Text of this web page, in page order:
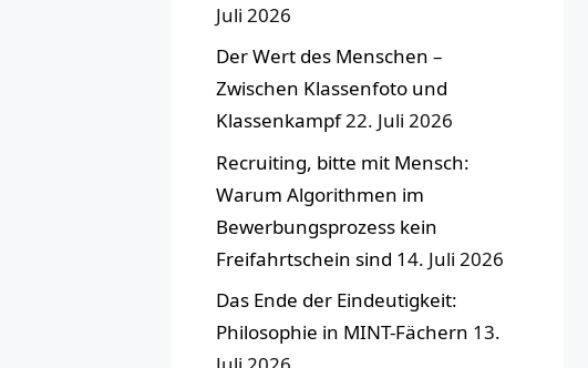
Juli 2026
Der Wert des Menschen –
Zwischen Klassenfoto und
Klassenkampf22. Juli 2026
Recruiting, bitte mit Mensch:
Warum Algorithmen im
Bewerbungsprozess kein
Freifahrtschein sind 14. Juli 2026
Das Ende der Eindeutigkeit:
Philosophie in MINT-Fächern 13.